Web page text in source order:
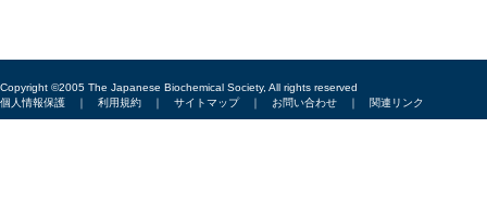
Copyright ©2005 The Japanese Biochemical Society, All rights reserved
個人情報保護 ｜ 利用規約 ｜ サイトマップ｜ お問い合わせ ｜ 関連リンク